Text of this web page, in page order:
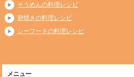
そうめんの料理レシピ
卵焼きの料理レシピ
シーフードの料理レシピ
メニュー